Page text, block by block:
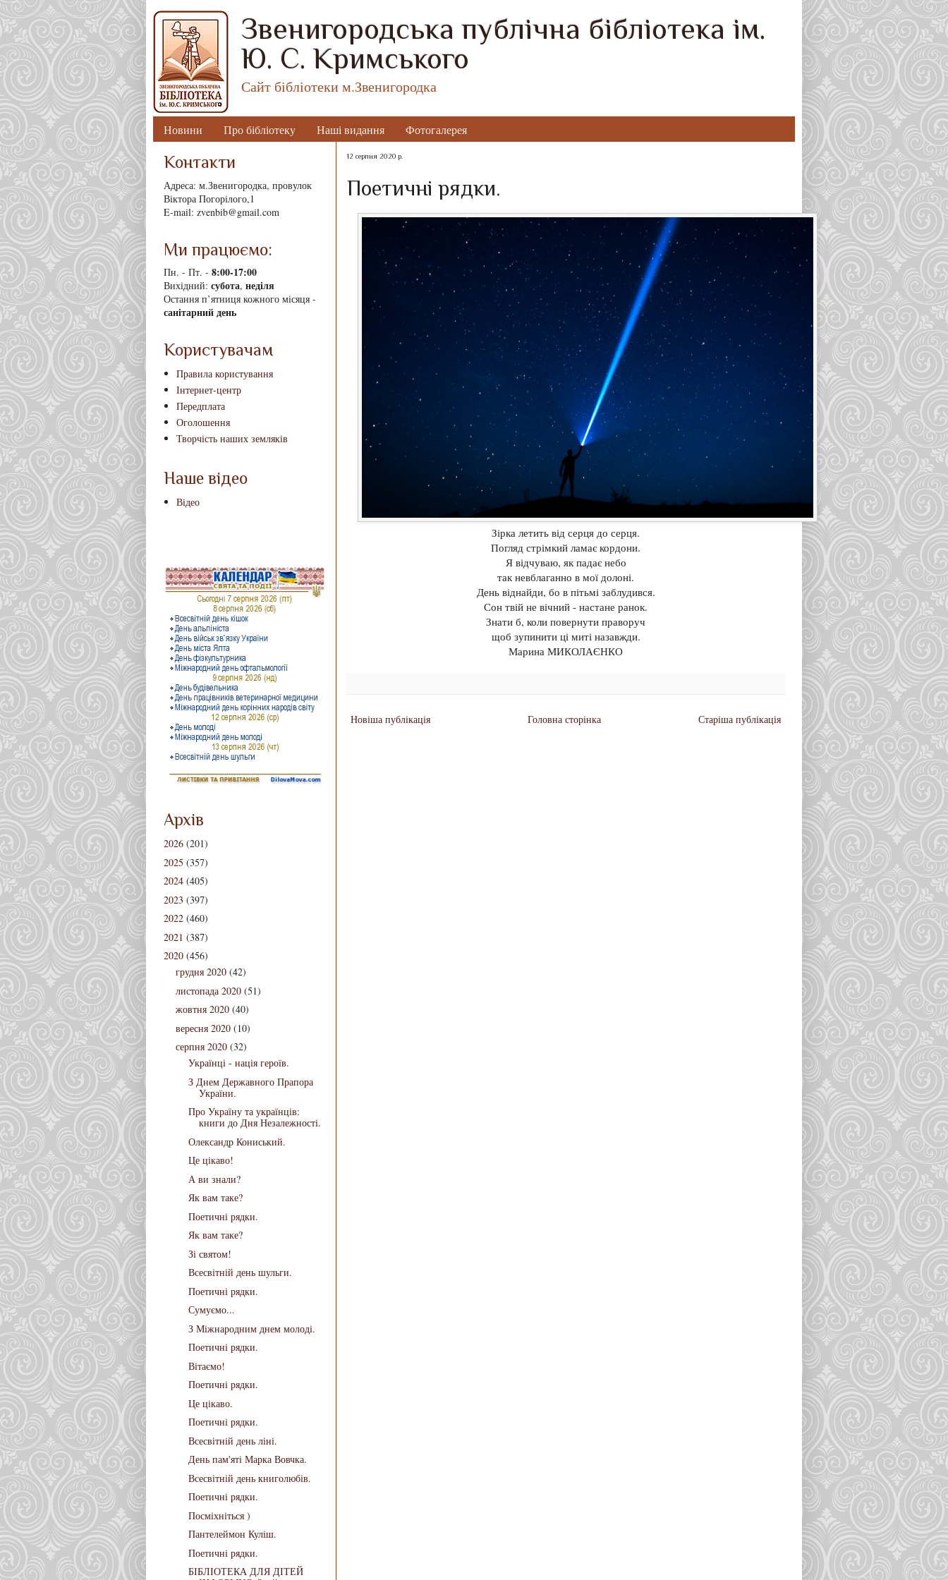
Звенигородська публічна бібліотека ім.
Ю. С. Кримського
Сайт бібліотеки м.Звенигородка
Новини Про бібліотеку Наші видання Фотогалерея
12 серпня 2020 р.
Поетичні рядки.
Зірка летить від серця до серця.
Погляд стрімкий ламає кордони.
Я відчуваю, як падає небо
так невблаганно в мої долоні.
День віднайди, бо в пітьмі заблудився.
Сон твій не вічний - настане ранок.
Знати б, коли повернути праворуч
щоб зупинити ці миті назавжди.
Марина МИКОЛАЄНКО
Новіша публікація Старіша публікація
Головна сторінка
Контакти
Адреса: м.Звенигородка, провулок
Віктора Погорілого,1
E-mail: zvenbib@gmail.com
Ми працюємо:
Пн. - Пт. - 8:00-17:00
Вихідний: субота, неділя
Остання п’ятниця кожного місяця -
санітарний день
Користувачам
Правила користування
Інтернет-центр
Передплата
Оголошення
Творчість наших земляків
Наше відео
Відео
Архів
2026 (201)
2025 (357)
2024 (405)
2023 (397)
2022 (460)
2021 (387)
2020 (456)
грудня 2020 (42)
листопада 2020 (51)
жовтня 2020 (40)
вересня 2020 (10)
серпня 2020 (32)
Українці - нація героїв.
З Днем Державного Прапора
України.
Про Україну та українців:
книги до Дня Незалежності.
Олександр Кониський.
Це цікаво!
А ви знали?
Як вам таке?
Поетичні рядки.
Як вам таке?
Зі святом!
Всесвітній день шульги.
Поетичні рядки.
Сумуємо...
З Міжнародним днем молоді.
Поетичні рядки.
Вітаємо!
Поетичні рядки.
Це цікаво.
Поетичні рядки.
Всесвітній день ліні.
День пам'яті Марка Вовчка.
Всесвітній день книголюбів.
Поетичні рядки.
Посміхніться )
Пантелеймон Куліш.
Поетичні рядки.
БІБЛІОТЕКА ДЛЯ ДІТЕЙ